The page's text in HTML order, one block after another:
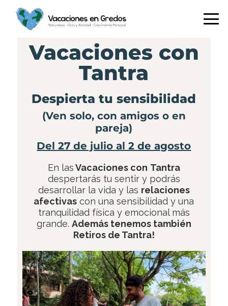
Saltar
Saltar
contenido
Saltar
Vacaciones con
Tantra
Despierta tu sensibilidad
(Ven solo, con amigos o en
pareja)
Del 27 de julio al 2 de agosto
En lasVacaciones con Tantra
despertarás tu sentir y podrás
desarrollar la vida y las relaciones
afectivas con una sensibilidad y una
tranquilidad física y emocional más
grande. Además tenemos también
Retiros de Tantra!